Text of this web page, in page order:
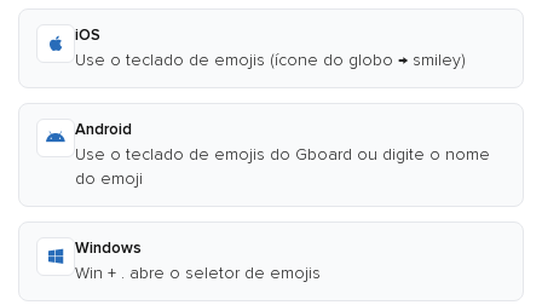
iOS
Use o teclado de emojis (ícone do globo → smiley)
Android
Use o teclado de emojis do Gboard ou digite o nome
do emoji
Windows
Win + . abre o seletor de emojis